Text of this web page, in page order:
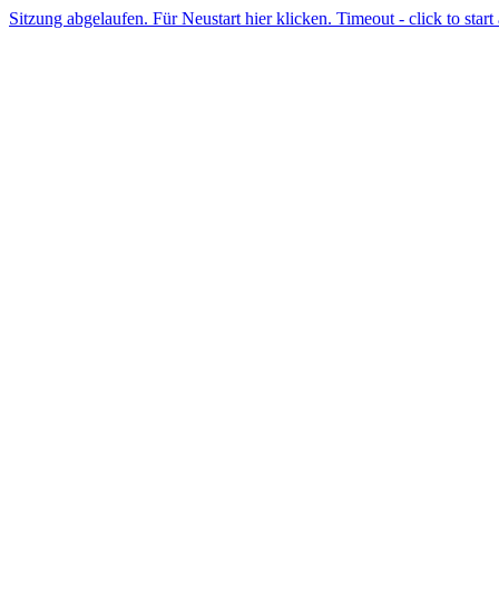
Sitzung abgelaufen. Für Neustart hier klicken. Timeout - click to start